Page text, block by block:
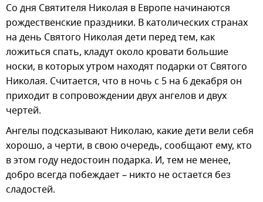
Со дня Святителя Николая в Европе начинаются
рождественские праздники. В католических странах
на день Святого Николая дети перед тем, как
ложиться спать, кладут около кровати большие
носки, в которых утром находят подарки от Святого
Николая. Считается, что в ночь с 5 на 6 декабря он
приходит в сопровождении двух ангелов и двух
чертей.
Ангелы подсказывают Николаю, какие дети вели себя
хорошо, а черти, в свою очередь, сообщают ему, кто
в этом году недостоин подарка. И, тем не менее,
добро всегда побеждает – никто не остается без
сладостей.